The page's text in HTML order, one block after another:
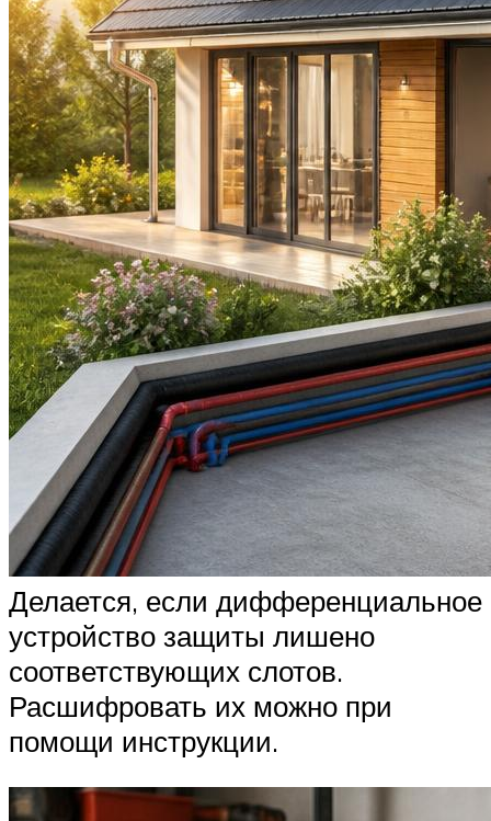
Делается, если дифференциальное
устройство защиты лишено
соответствующих слотов.
Расшифровать их можно при
помощи инструкции.